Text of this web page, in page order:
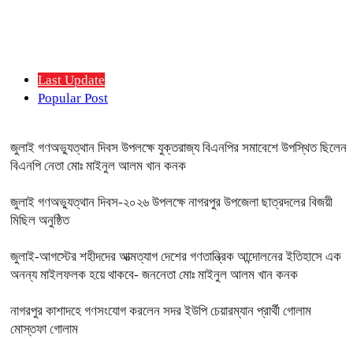
Last Update
Popular Post
জুলাই গণঅভ্যুত্থান দিবস উপলক্ষে যুক্তরাজ্য বিএনপির সমাবেশে উপস্থিত ছিলেন
বিএনপি নেতা মোঃ মাইনুল আলম খান কনক
জুলাই গণঅভ্যুত্থান দিবস-২০২৬ উপলক্ষে নাগরপুর উপজেলা ছাত্রদলের বিজয়ী
মিছিল অনুষ্ঠিত
জুলাই-আগস্টের শহীদদের আত্মত্যাগ দেশের গণতান্ত্রিক আন্দোলনের ইতিহাসে এক
অনন্য মাইলফলক হয়ে থাকবে- জননেতা মোঃ মাইনুল আলম খান কনক
নাগরপুর কাশাদহে গণসংযোগ করলেন সদর ইউপি চেয়ারম্যান প্রার্থী গোলাম
মোস্তফা গোলাম